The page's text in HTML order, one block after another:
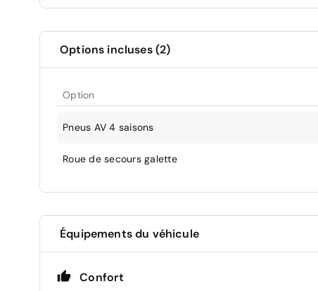
Options incluses (2)
Option
Pneus AV 4 saisons
Roue de secours galette
Équipements du véhicule
Confort